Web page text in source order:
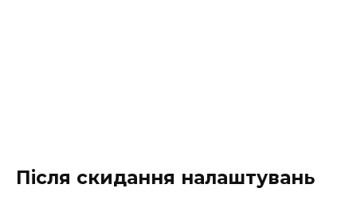
Після скидання налаштувань